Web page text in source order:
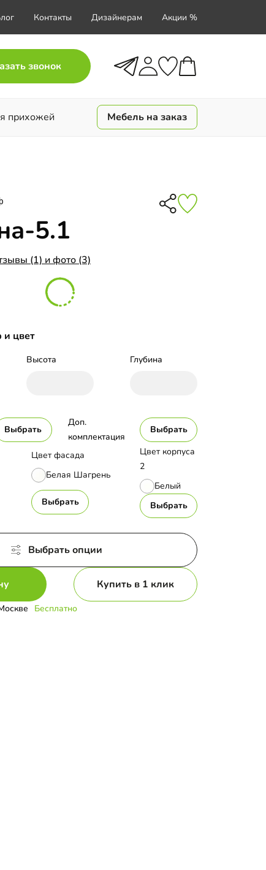
Контакты Дизайнерам Акции %
звонок
прихожей Мебель на заказ
5.1
(1) и фото (3)
и цвет
Высота Глубина
Цвет фасада
Белая Шагрень
Выбрать
Цвет корпуса
2
Белый
Выбрать
Выбрать
Доп.
комплектация
Выбрать
Выбрать опции
Купить в 1 клик
Бесплатно